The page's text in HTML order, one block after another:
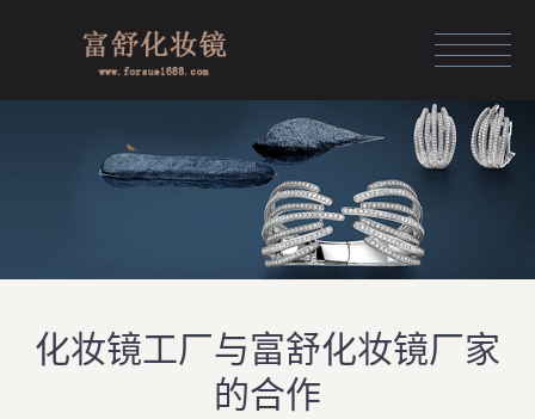
化妆镜定制
化妆镜展示
化妆镜品牌
团队风采
化妆镜工厂与富舒化妆镜厂家
的合作